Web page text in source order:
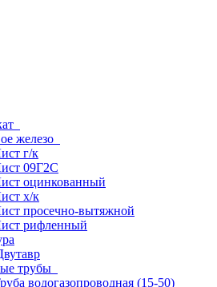
железо
г/к
09Г2С
оцинкованный
х/к
просечно-вытяжной
рифленный
трубы
водогазопроводная (15-50)